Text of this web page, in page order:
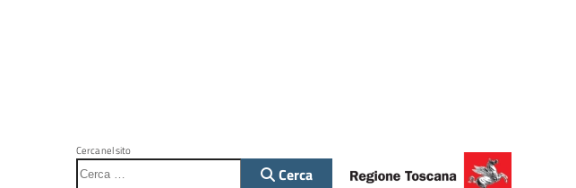
Cerca nel sito
Cerca